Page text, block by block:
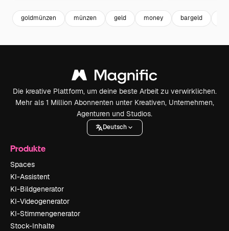
goldmünzen münzen geld money bargeld
Die kreative Plattform, um deine beste Arbeit zu verwirklichen.
Mehr als 1 Million Abonnenten unter Kreativen, Unternehmen,
Agenturen und Studios.
Deutsch
Produkte
Spaces
KI-Assistent
KI-Bildgenerator
KI-Videogenerator
KI-Stimmengenerator
Stock-Inhalte